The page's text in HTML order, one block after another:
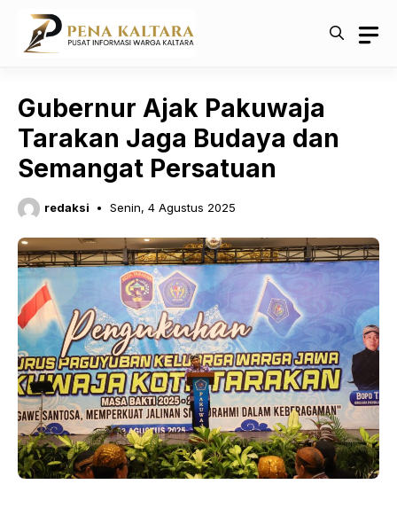
Langsung
Gubernur Ajak Pakuwaja
Tarakan Jaga Budaya dan
Semangat Persatuan
redaksi Senin, 4 Agustus 2025